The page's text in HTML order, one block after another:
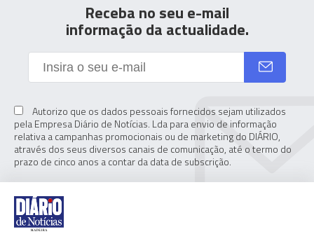
Receba no seu e-mail
informação da actualidade.
Autorizo que os dados pessoais fornecidos sejam utilizados
pela Empresa Diário de Notícias. Lda para envio de informação
relativa a campanhas promocionais ou de marketing do DIÁRIO,
através dos seus diversos canais de comunicação, até o termo do
prazo de cinco anos a contar da data de subscrição.